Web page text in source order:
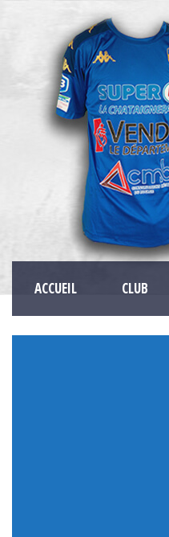
ACCUEIL CLUB